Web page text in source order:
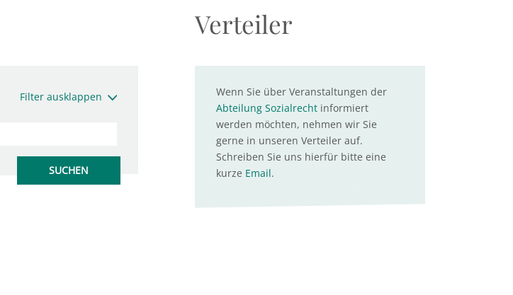
Filter ausklappen
Verteiler
Wenn Sie über Veranstaltungen der
Abteilung Sozialrechtinformiert
werden möchten, nehmen wir Sie
gerne in unseren Verteiler auf.
Schreiben Sie uns hierfür bitte eine
kurze Email.